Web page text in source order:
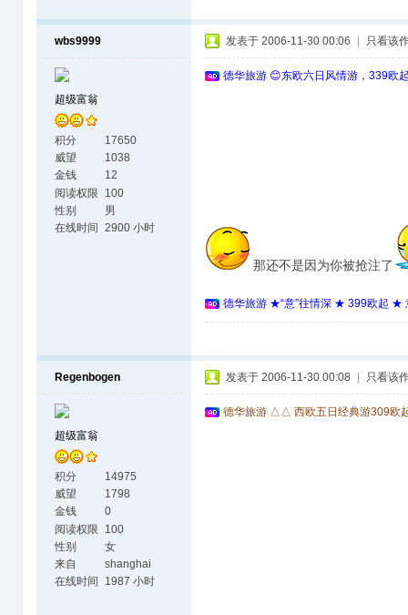
wbs9999
超级富翁
积分
17650
威望
1038
金钱
12
阅读权限
100
性别
男
在线时间
2900 小时
发表于 2006-11-30 00:06 只看该
德华旅游 😊东欧六日风情游，339欧
那还不是因为你被抢注了
德华旅游 ★“意”往情深 ★ 399欧起 ★
Regenbogen
超级富翁
积分
14975
威望
1798
金钱
0
阅读权限
100
性别
女
来自
shanghai
在线时间
1987 小时
发表于 2006-11-30 00:08 只看该
德华旅游 △△ 西欧五日经典游309欧